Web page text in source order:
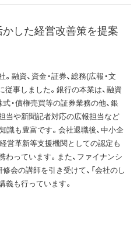
した経営改善策を提案
融資、資金・証券、総務(広報・文
事しました。銀行の本業は、融資
・債権売買等の証券業務の他、銀
当や新聞記者対応の広報担当など
識も豊富です。会社退職後、中小企
営革新等支援機関としての認定も
わっています。また、ファイナンシ
会の講師を引き受けて、「会社のし
義も行っています。